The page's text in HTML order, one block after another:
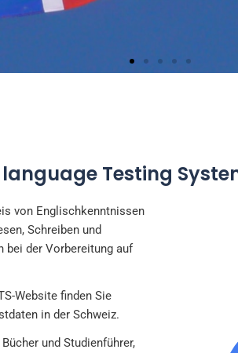
der vier offiziellen Sprachen der
language Testing
von Englischkenntnissen
Schreiben und
bei der Vorbereitung auf
Website finden Sie
in der Schweiz.
und Studienführer,